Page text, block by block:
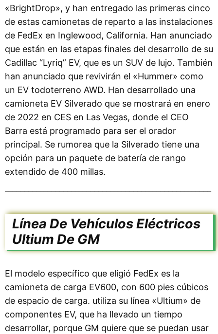
«BrightDrop», y han entregado las primeras cinco
de estas camionetas de reparto a las instalaciones
de FedEx en Inglewood, California. Han anunciado
que están en las etapas finales del desarrollo de su
Cadillac “Lyriq” EV, que es un SUV de lujo. También
han anunciado que revivirán el «Hummer» como
un EV todoterreno AWD. Han desarrollado una
camioneta EV Silverado que se mostrará en enero
de 2022 en CES en Las Vegas, donde el CEO
Barra está programado para ser el orador
principal. Se rumorea que la Silverado tiene una
opción para un paquete de batería de rango
extendido de 400 millas.
Línea De Vehículos Eléctricos
Ultium De GM
El modelo específico que eligió FedEx es la
camioneta de carga EV600, con 600 pies cúbicos
de espacio de carga. utiliza su línea «Ultium» de
componentes EV, que ha llevado un tiempo
desarrollar, porque GM quiere que se puedan usar